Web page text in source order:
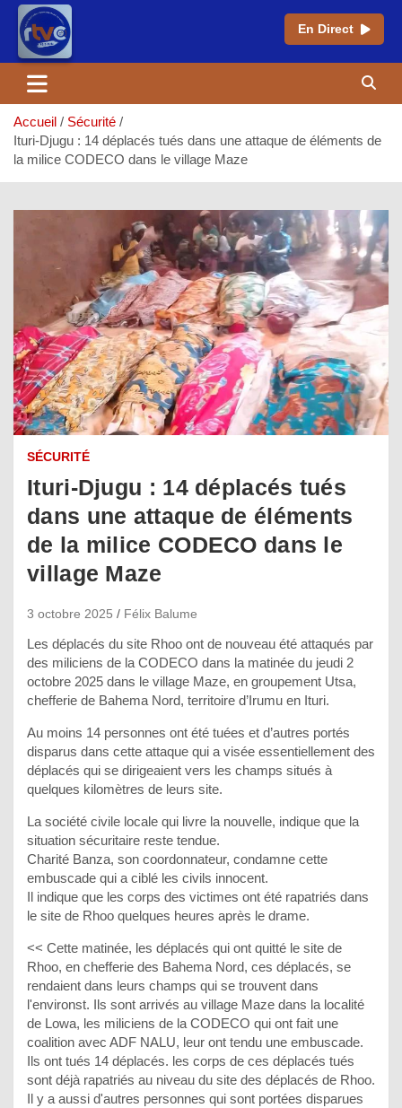
En Direct
contenu
Accueil
Sécurité
Ituri-Djugu : 14 déplacés tués dans une attaque de éléments de
la milice CODECO dans le village Maze
SÉCURITÉ
Ituri-Djugu : 14 déplacés tués
dans une attaque de éléments
de la milice CODECO dans le
village Maze
3 octobre 2025 Félix Balume
Les déplacés du site Rhoo ont de nouveau été attaqués par
des miliciens de la CODECO dans la matinée du jeudi 2
octobre 2025 dans le village Maze, en groupement Utsa,
chefferie de Bahema Nord, territoire d’Irumu en Ituri.
Au moins 14 personnes ont été tuées et d’autres portés
disparus dans cette attaque qui a visée essentiellement des
déplacés qui se dirigeaient vers les champs situés à
quelques kilomètres de leurs site.
La société civile locale qui livre la nouvelle, indique que la
situation sécuritaire reste tendue.
Charité Banza, son coordonnateur, condamne cette
embuscade qui a ciblé les civils innocent.
Il indique que les corps des victimes ont été rapatriés dans
le site de Rhoo quelques heures après le drame.
<< Cette matinée, les déplacés qui ont quitté le site de
Rhoo, en chefferie des Bahema Nord, ces déplacés, se
rendaient dans leurs champs qui se trouvent dans
l'environst. Ils sont arrivés au village Maze dans la localité
de Lowa, les miliciens de la CODECO qui ont fait une
coalition avec ADF NALU, leur ont tendu une embuscade.
Ils ont tués 14 déplacés. les corps de ces déplacés tués
sont déjà rapatriés au niveau du site des déplacés de Rhoo.
Il y a aussi d'autres personnes qui sont portées disparues